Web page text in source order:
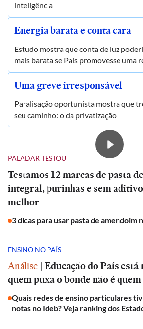
inteligência
Energia barata e conta cara
Estudo mostra que conta de luz
mais barata se País promovesse uma
Uma greve irresponsável
Paralisação oportunista mostra que
seu caminho: o da privatização
PALADAR TESTOU
Testamos 12 marcas de pasta
integral, purinhas e sem
melhor
3 dicas para usar pasta de amendoim
ENSINO NO PAÍS
Análise | Educação do País
quem puxa o bonde não é
Quais redes de ensino particulares
notas no Ideb? Veja ranking dos